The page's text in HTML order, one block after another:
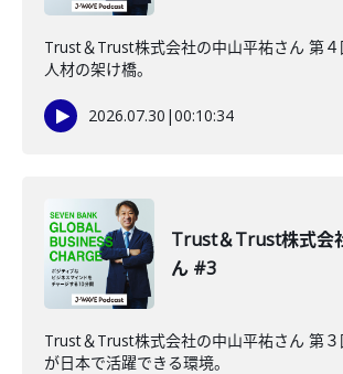
Trust＆Trust株式会社の中山平祐さん 第
人材の架け橋。
2026.07.30 |00:10:34
Trust＆Trust株式会
ん #3
Trust＆Trust株式会社の中山平祐さん 第
が日本で活躍できる環境。